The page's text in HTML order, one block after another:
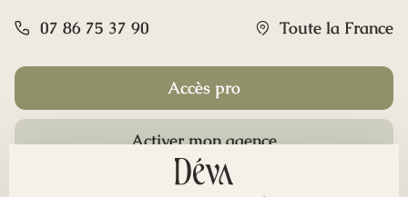
07 86 75 37 90 Toute la France
Accès pro
Activer mon agence